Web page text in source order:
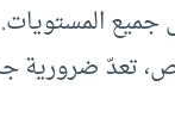
جميع المستويات.
تعدّ